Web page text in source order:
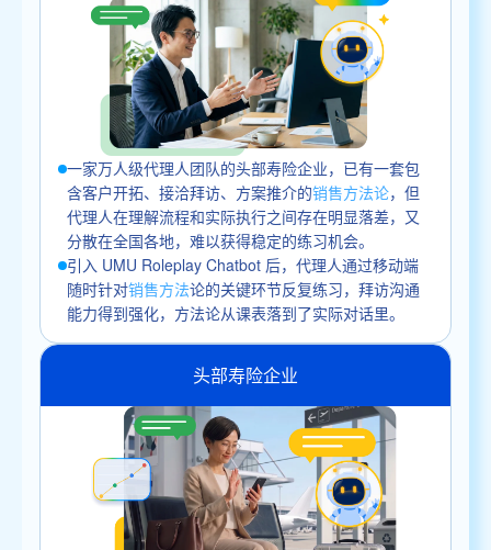
一家万人级代理人团队的头部寿险企业，已有一套包
含客户开拓、接洽拜访、方案推介的销售方法论，但
代理人在理解流程和实际执行之间存在明显落差，又
分散在全国各地，难以获得稳定的练习机会。
引入 UMU Roleplay Chatbot 后，代理人通过移动端
随时针对销售方法论的关键环节反复练习，拜访沟通
能力得到强化，方法论从课表落到了实际对话里。
头部寿险企业